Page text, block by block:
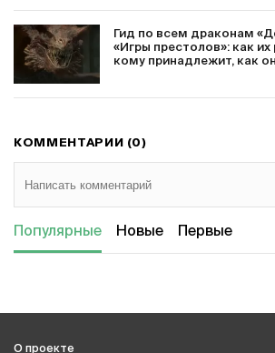
Гид по всем драконам
«Игры престолов»: как их
кому принадлежит, как
КОММЕНТАРИИ (0)
Популярные Новые Первые
О проекте